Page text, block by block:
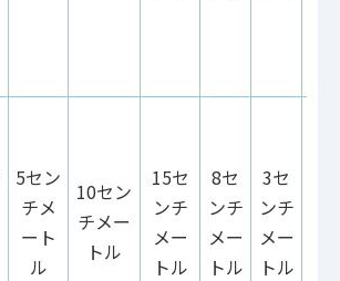
5セン
チメ
ート
ル
10セン
チメー
トル
15セ
ンチ
メー
トル
8セ
ンチ
メー
トル
3セ
ンチ
メー
トル